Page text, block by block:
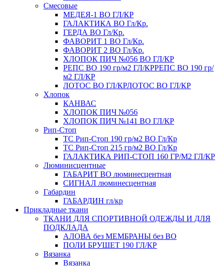
Смесовые
МЕДЕЯ-1 ВО ГЛ/КР
ГАЛАКТИКА ВО Гл/Кр.
ГЕРДА ВО Гл/Кр.
ФАВОРИТ 1 ВО Гл/Кр.
ФАВОРИТ 2 ВО Гл/Кр.
ХЛОПОК ПИЧ №056 ВО ГЛ/КР
РЕПС ВО 190 гр/м2 ГЛ/КРРЕПС ВО 190 гр/
м2 ГЛ/КР
ЛОТОС ВО ГЛ/КРЛОТОС ВО ГЛ/КР
Хлопок
КАНВАС
ХЛОПОК ПИЧ №056
ХЛОПОК ПИЧ №141 ВО ГЛ/КР
Рип-Стоп
TC Рип-Стоп 190 гр/м2 ВО Гл/Кр
TC Рип-Стоп 215 гр/м2 ВО Гл/Кр
ГАЛАКТИКА РИП-СТОП 160 ГР/М2 ГЛ/КР
Люминисцентные
ГАБАРИТ ВО люминесцентная
СИГНАЛ люминесцентная
Габардин
ГАБАРДИН гл/кр
Прикладные ткани
ТКАНИ ДЛЯ СПОРТИВНОЙ ОДЕЖДЫ И ДЛЯ
ПОДКЛАДА
АЛОВА без МЕМБРАНЫ без ВО
ПОЛИ БРУШЕТ 190 ГЛ/КР
Вязанка
Вязанка